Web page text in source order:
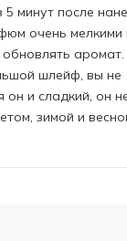
минут после
очень мелкими
шлейф, вы не
и сладкий, он
зимой и